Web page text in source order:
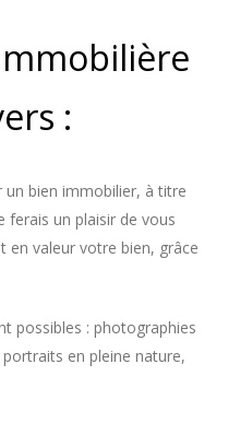
:
un bien immobilier, à titre
un plaisir de vous
en valeur votre bien, grâce
possibles : photographies
en pleine nature,